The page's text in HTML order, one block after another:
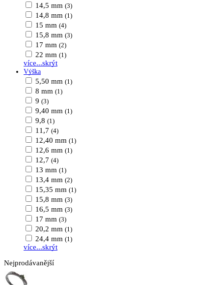
14,5 mm (3)
14,8 mm (1)
15 mm (4)
15,8 mm (3)
17 mm (2)
22 mm (1)
více...skrýt
Výška
5,50 mm (1)
8 mm (1)
9 (3)
9,40 mm (1)
9,8 (1)
11,7 (4)
12,40 mm (1)
12,6 mm (1)
12,7 (4)
13 mm (1)
13,4 mm (2)
15,35 mm (1)
15,8 mm (3)
16,5 mm (3)
17 mm (3)
20,2 mm (1)
24,4 mm (1)
více...skrýt
Nejprodávanější